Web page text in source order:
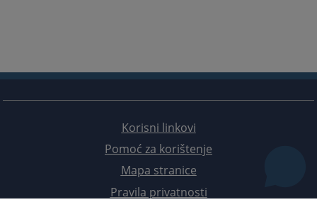
Korisni linkovi
Pomoć za korištenje
Mapa stranice
Pravila privatnosti